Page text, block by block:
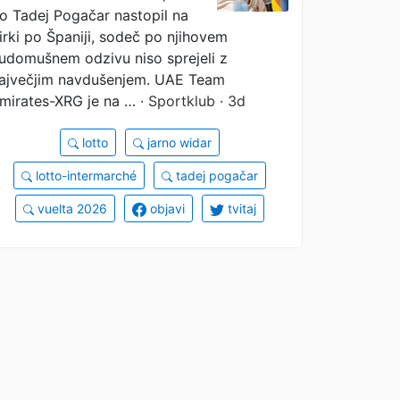
Tadej Pogačar nastopil na
po Španiji, sodeč po njihovem
odzivu niso sprejeli z
navdušenjem. UAE Team
XRG je na … · Sportklub · 3d
lotto jarno widar
lotto-intermarché tadej pogačar
vuelta 2026 objavi tvitaj